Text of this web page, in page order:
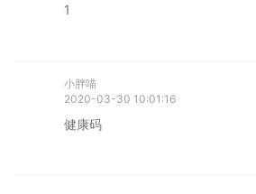
1
小胖喵
2020-03-30 10:01:16
健康码